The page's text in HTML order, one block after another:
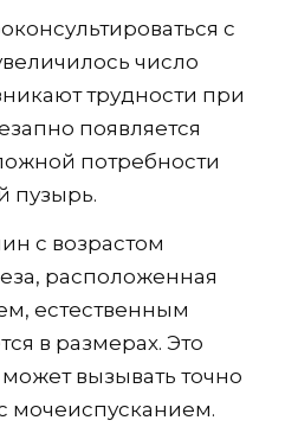
с
число
трудности при
появляется
потребности
пузырь.
с возрастом
расположенная
естественным
в размерах. Это
вызывать точно
мочеиспусканием.